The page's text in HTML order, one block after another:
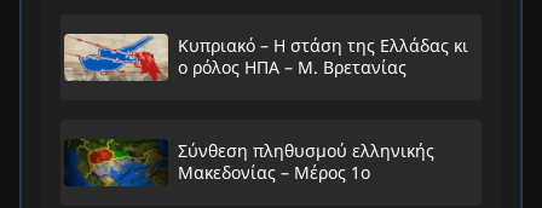
Κυπριακό – Η στάση της Ελλάδας κι
ο ρόλος ΗΠΑ – Μ. Βρετανίας
Σύνθεση πληθυσμού ελληνικής
Μακεδονίας – Μέρος 1ο